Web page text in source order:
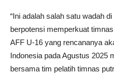
“Ini adalah salah satu wadah
berpotensi memperkuat
AFF U-16 yang rencananya
Indonesia pada Agustus 2025
bersama tim pelatih timnas